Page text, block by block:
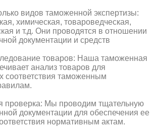
видов таможенной экспертизы:
химическая, товароведческая,
и т.д. Они проводятся в отношении
документации и средств
товаров: Наша таможенная
анализ товаров для
соответствия таможенным
проверка: Мы проводим тщательную
документации для обеспечения ее
нормативным актам.